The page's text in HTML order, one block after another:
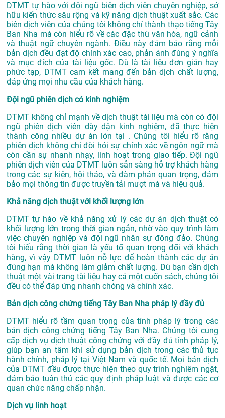
DTMT tự hào với đội ngũ biên dịch viên chuyên nghiệp, sở
hữu kiến thức sâu rộng và kỹ năng dịch thuật xuất sắc. Các
biên dịch viên của chúng tôi không chỉ thành thạo tiếng Tây
Ban Nha mà còn hiểu rõ về các đặc thù văn hóa, ngữ cảnh
và thuật ngữ chuyên ngành. Điều này đảm bảo rằng mỗi
bản dịch đều đạt độ chính xác cao, phản ánh đúng ý nghĩa
và mục đích của tài liệu gốc. Dù là tài liệu đơn giản hay
phức tạp, DTMT cam kết mang đến bản dịch chất lượng,
đáp ứng mọi nhu cầu của khách hàng.
Đội ngũ phiên dịch có kinh nghiệm
DTMT không chỉ mạnh về dịch thuật tài liệu mà còn có đội
ngũ phiên dịch viên dày dặn kinh nghiệm, đã thực hiện
thành công nhiều dự án lớn tại . Chúng tôi hiểu rõ rằng
phiên dịch không chỉ đòi hỏi sự chính xác về ngôn ngữ mà
còn cần sự nhanh nhạy, linh hoạt trong giao tiếp. Đội ngũ
phiên dịch viên của DTMT luôn sẵn sàng hỗ trợ khách hàng
trong các sự kiện, hội thảo, và đàm phán quan trọng, đảm
bảo mọi thông tin được truyền tải mượt mà và hiệu quả.
Khả năng dịch thuật với khối lượng lớn
DTMT tự hào về khả năng xử lý các dự án dịch thuật có
khối lượng lớn trong thời gian ngắn, nhờ vào quy trình làm
việc chuyên nghiệp và đội ngũ nhân sự đông đảo. Chúng
tôi hiểu rằng thời gian là yếu tố quan trọng đối với khách
hàng, vì vậy DTMT luôn nỗ lực để hoàn thành các dự án
đúng hạn mà không làm giảm chất lượng. Dù bạn cần dịch
thuật một vài trang tài liệu hay cả một cuốn sách, chúng tôi
đều có thể đáp ứng nhanh chóng và chính xác.
Bản dịch công chứng tiếng Tây Ban Nha pháp lý đầy đủ
DTMT hiểu rõ tầm quan trọng của tính pháp lý trong các
bản dịch công chứng tiếng Tây Ban Nha. Chúng tôi cung
cấp dịch vụ dịch thuật công chứng với đầy đủ tính pháp lý,
giúp bạn an tâm khi sử dụng bản dịch trong các thủ tục
hành chính, pháp lý tại Việt Nam và quốc tế. Mọi bản dịch
của DTMT đều được thực hiện theo quy trình nghiêm ngặt,
đảm bảo tuân thủ các quy định pháp luật và được các cơ
quan chức năng chấp nhận.
Dịch vụ linh hoạt